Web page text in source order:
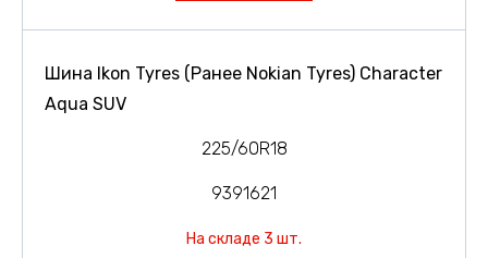
Шина Ikon Tyres (Ранее Nokian Tyres) Character
Aqua SUV
225/60R18
9391621
На складе 3 шт.